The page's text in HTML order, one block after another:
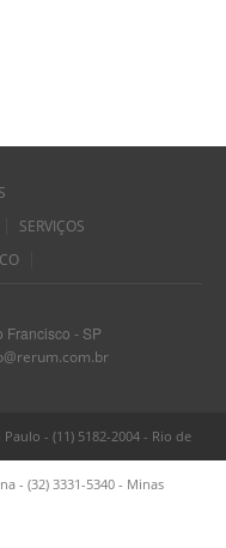
SERVIÇOS
Francisco - SP
- (11) 5182-2004 - Rio de
- (32) 3331-5340 - Minas